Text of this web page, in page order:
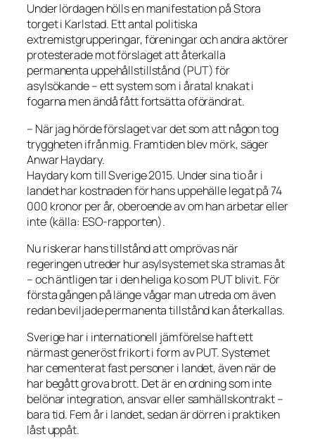
Under lördagen hölls en manifestation på Stora
torget i Karlstad. Ett antal politiska
extremistgrupperingar, föreningar och andra aktörer
protesterade mot förslaget att återkalla
permanenta uppehållstillstånd (PUT) för
asylsökande – ett system som i åratal knakat i
fogarna men ändå fått fortsätta oförändrat.
– När jag hörde förslaget var det som att någon tog
tryggheten ifrån mig. Framtiden blev mörk, säger
Anwar Haydary.
Haydary kom till Sverige 2015. Under sina tio år i
landet har kostnaden för hans uppehälle legat på 74
000 kronor per år, oberoende av om han arbetar eller
inte (källa: ESO-rapporten).
Nu riskerar hans tillstånd att omprövas när
regeringen utreder hur asylsystemet ska stramas åt
– och äntligen tar i den heliga ko som PUT blivit. För
första gången på länge vågar man utreda om även
redan beviljade permanenta tillstånd kan återkallas.
Sverige har i internationell jämförelse haft ett
närmast generöst frikort i form av PUT. Systemet
har cementerat fast personer i landet, även när de
har begått grova brott. Det är en ordning som inte
belönar integration, ansvar eller samhällskontrakt –
bara tid. Fem år i landet, sedan är dörren i praktiken
låst uppåt.